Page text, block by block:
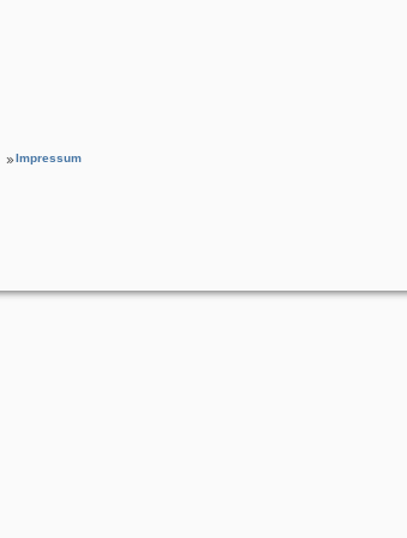
Impressum